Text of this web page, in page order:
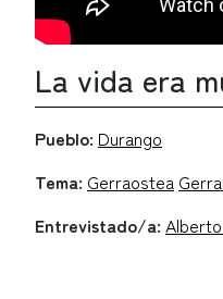
La vida era
Pueblo: Durango
Tema: Gerraostea
Entrevistado/a: